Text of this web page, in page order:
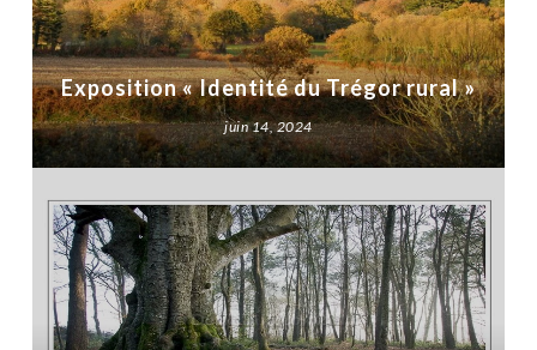
Exposition « Identité du Trégor rural »
juin 14, 2024